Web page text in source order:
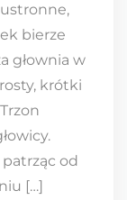
bierze
głownia w
krótki
od
[…]